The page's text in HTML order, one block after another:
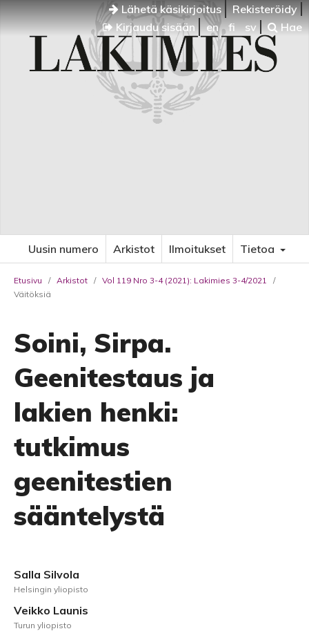
Lähetä käsikirjoitus
Rekisteröidy
Kirjaudu sisään
en fi sv Hae
Uusin numero Arkistot Ilmoitukset Tietoa
Etusivu / Arkistot / Vol 119 Nro 3-4 (2021): Lakimies 3-4/2021
/
Väitöksiä
Soini, Sirpa.
Geenitestaus ja
lakien henki:
tutkimus
geenitestien
sääntelystä
Salla Silvola
Helsingin yliopisto
Veikko Launis
Turun yliopisto